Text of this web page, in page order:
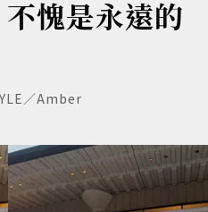
愧是永遠的
／Amber